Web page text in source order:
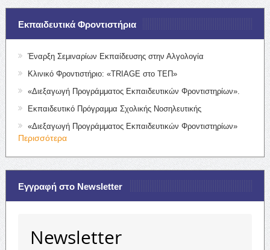
Εκπαιδευτικά Φροντιστήρια
Έναρξη Σεμιναρίων Εκπαίδευσης στην Αλγολογία
Κλινικό Φροντιστήριο: «TRIAGE στο ΤΕΠ»
«Διεξαγωγή Προγράμματος Εκπαιδευτικών Φροντιστηρίων».
Εκπαιδευτικό Πρόγραμμα Σχολικής Νοσηλευτικής
«Διεξαγωγή Προγράμματος Εκπαιδευτικών Φροντιστηρίων»
Περισσότερα
Εγγραφή στο Newsletter
Newsletter